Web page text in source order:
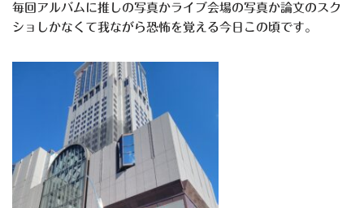
毎回アルバムに推しの写真かライブ会場の写真か論文のスク
ショしかなくて我ながら恐怖を覚える今日この頃です。